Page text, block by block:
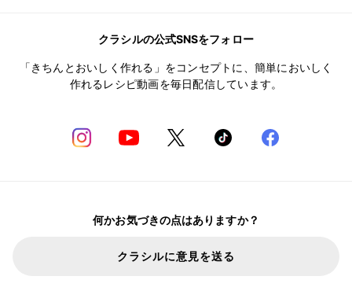
クラシルの公式SNSをフォロー
「きちんとおいしく作れる」をコンセプトに、簡単においしく
作れるレシピ動画を毎日配信しています。
何かお気づきの点はありますか？
クラシルに意見を送る